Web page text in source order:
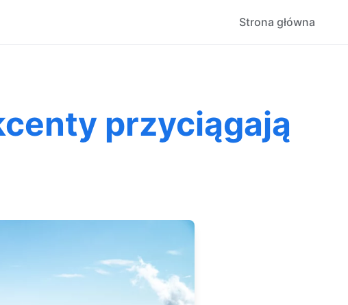
Strona główna
przyciągają